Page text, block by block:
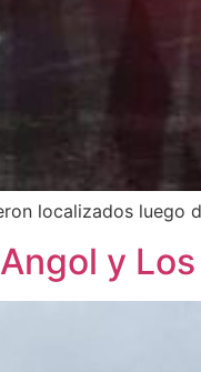
localizados luego
y